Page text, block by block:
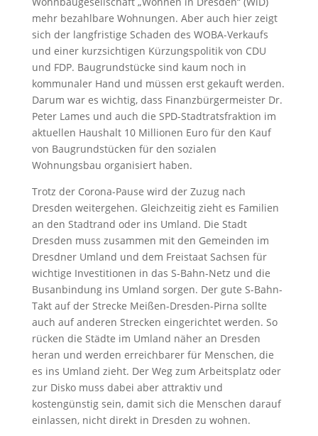
mehr bezahlbare Wohnungen. Aber auch hier zeigt
sich der langfristige Schaden des WOBA-Verkaufs
und einer kurzsichtigen Kürzungspolitik von CDU
und FDP. Baugrundstücke sind kaum noch in
kommunaler Hand und müssen erst gekauft werden.
Darum war es wichtig, dass Finanzbürgermeister Dr.
Peter Lames und auch die SPD-Stadtratsfraktion im
aktuellen Haushalt 10 Millionen Euro für den Kauf
von Baugrundstücken für den sozialen
Wohnungsbau organisiert haben.
Trotz der Corona-Pause wird der Zuzug nach
Dresden weitergehen. Gleichzeitig zieht es Familien
an den Stadtrand oder ins Umland. Die Stadt
Dresden muss zusammen mit den Gemeinden im
Dresdner Umland und dem Freistaat Sachsen für
wichtige Investitionen in das S-Bahn-Netz und die
Busanbindung ins Umland sorgen. Der gute S-Bahn-
Takt auf der Strecke Meißen-Dresden-Pirna sollte
auch auf anderen Strecken eingerichtet werden. So
rücken die Städte im Umland näher an Dresden
heran und werden erreichbarer für Menschen, die
es ins Umland zieht. Der Weg zum Arbeitsplatz oder
zur Disko muss dabei aber attraktiv und
kostengünstig sein, damit sich die Menschen darauf
einlassen, nicht direkt in Dresden zu wohnen.